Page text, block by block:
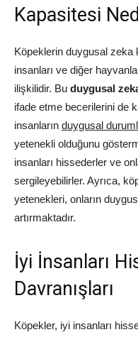
Kapasitesi
Köpeklerin duygusal zeka
insanları ve diğer
ilişkilidir. Bu duygusal
ifade etme becerilerini de
insanların duygusal
yetenekli olduğunu
insanları hissederler ve
sergileyebilirler. Ayrıca,
yetenekleri, onların
artırmaktadır.
İyi İnsanları
Davranışları
Köpekler, iyi insanları